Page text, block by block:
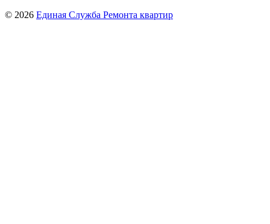
© 2026 Единая Служба Ремонта квартир